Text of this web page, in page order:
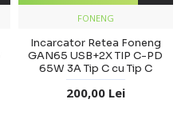
FONENG
Incarcator Retea Foneng
GAN65 USB+2X TIP C-PD
65W 3A Tip C cu Tip C
200,00 Lei